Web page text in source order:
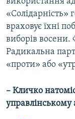
«Солідарність»
враховує їхні
виборів восени.
Радикальна
«проти» або
– Кличко
управлінському